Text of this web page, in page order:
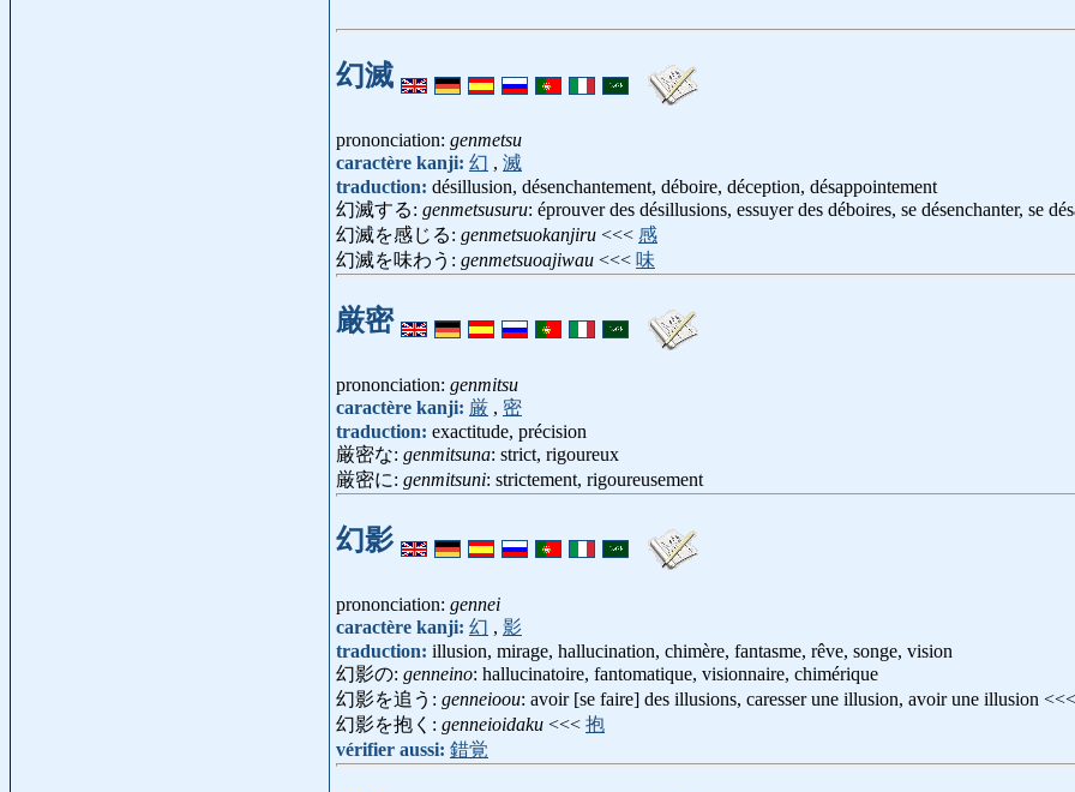
幻滅
prononciation: genmetsu
caractère kanji: 幻 , 滅
traduction: désillusion, désenchantement, déboire, déception, désappointement
幻滅する: genmetsusuru: éprouver des désillusions, essuyer des déboires, se désenchanter, se
幻滅を感じる: genmetsuokanjiru <<< 感
幻滅を味わう: genmetsuoajiwau <<< 味
厳密
prononciation: genmitsu
caractère kanji: 厳 , 密
traduction: exactitude, précision
厳密な: genmitsuna: strict, rigoureux
厳密に: genmitsuni: strictement, rigoureusement
幻影
prononciation: gennei
caractère kanji: 幻 , 影
traduction: illusion, mirage, hallucination, chimère, fantasme, rêve, songe, vision
幻影の: genneino: hallucinatoire, fantomatique, visionnaire, chimérique
幻影を追う: genneioou: avoir [se faire] des illusions, caresser une illusion, avoir une illusion
幻影を抱く: genneioidaku <<< 抱
vérifier aussi: 錯覚